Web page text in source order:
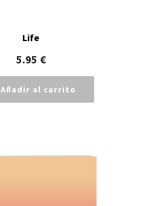
Life
5.95 €
Añadir al carrito